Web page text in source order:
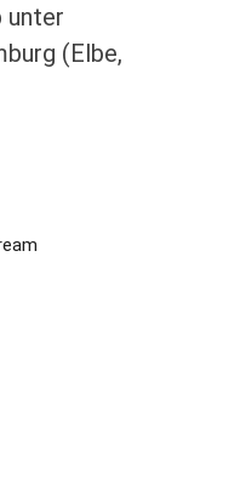
unter
(Elbe,